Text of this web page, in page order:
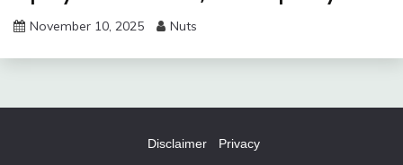
November 10, 2025 Nuts
Disclaimer Privacy